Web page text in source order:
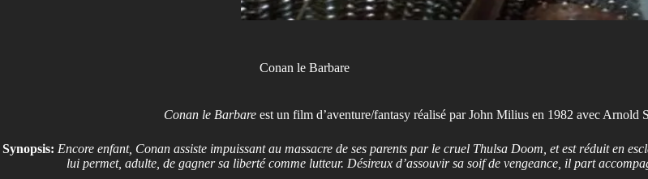
Conan le Barbare
Conan le Barbareest un film d’aventure/fantasy réalisé par John Milius en 1982 avec Arnold
Synopsis: Encore enfant, Conan assiste impuissant au massacre de ses parents par le cruel Thulsa Doom, et est réduit en
lui permet, adulte, de gagner sa liberté comme lutteur. Désireux d’assouvir sa soif de vengeance, il part